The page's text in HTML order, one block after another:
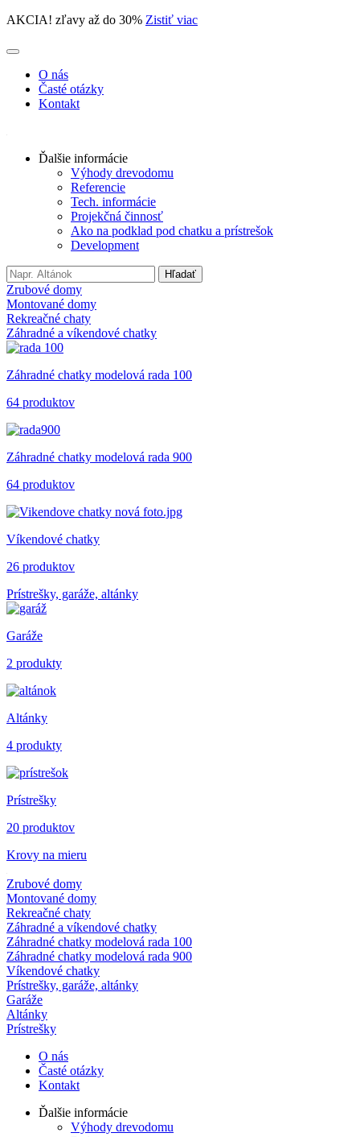
AKCIA! zľavy až do 30% Zistiť viac
O nás
Časté otázky
Kontakt
Ďalšie informácie
Výhody drevodomu
Referencie
Tech. informácie
Projekčná činnosť
Ako na podklad pod chatku a prístrešok
Development
Search
for:
Hľadať
Zrubové domy
Montované domy
Rekreačné chaty
Záhradné a víkendové chatky
Záhradné chatky modelová rada 100
64 produktov
Záhradné chatky modelová rada 900
64 produktov
Víkendové chatky
26 produktov
Prístrešky, garáže, altánky
Garáže
2 produkty
Altánky
4 produkty
Prístrešky
20 produktov
Krovy na mieru
Zrubové domy
Montované domy
Rekreačné chaty
Záhradné a víkendové chatky
Záhradné chatky modelová rada 100
Záhradné chatky modelová rada 900
Víkendové chatky
Prístrešky, garáže, altánky
Garáže
Altánky
Prístrešky
O nás
Časté otázky
Kontakt
Ďalšie informácie
Výhody drevodomu